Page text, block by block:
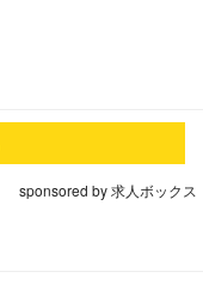
sponsored by 求人ボックス